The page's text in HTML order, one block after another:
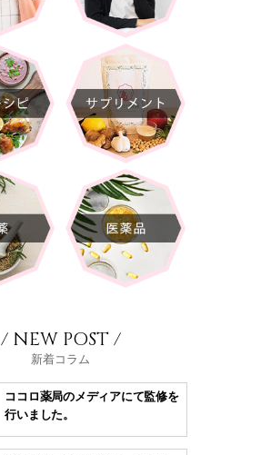
/ NEW POST /
新着コラム
ココロ薬局のメディアにて監修を
行いました。